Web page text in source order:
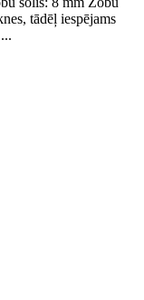
tādēļ iespējams